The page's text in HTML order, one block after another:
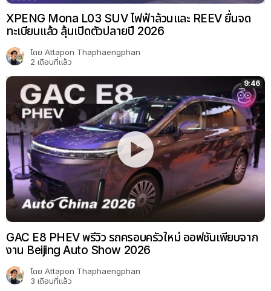
XPENG Mona L03 SUV ไฟฟ้าล้วนและ REEV ยื่นจด
ทะเบียนแล้ว ลุ้นเปิดตัวปลายปี 2026
โดย Attapon Thaphaengphan
2 เดือนที่แล้ว
9:46
GAC E8 PHEV พรีวิว รถครอบครัวใหม่ ออฟชันเพียบจาก
งาน Beijing Auto Show 2026
โดย Attapon Thaphaengphan
3 เดือนที่แล้ว